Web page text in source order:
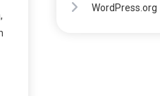
WordPress.org